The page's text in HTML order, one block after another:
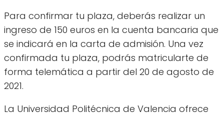
Para confirmar tu plaza, deberás realizar un
ingreso de 150 euros en la cuenta bancaria que
se indicará en la carta de admisión. Una vez
confirmada tu plaza, podrás matricularte de
forma telemática a partir del 20 de agosto de
2021.
La Universidad Politécnica de Valencia ofrece